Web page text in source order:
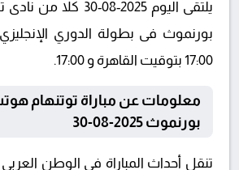
يلتقى اليوم 2025-08-
بورنموث فى بطولة الدوري
17:00 بتوقيت القاهرة و 17:00.
معلومات عن مباراة توتنهام
بورنموث 2025-08-30